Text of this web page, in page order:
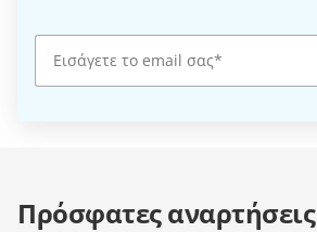
Πρόσφατες αναρτήσεις